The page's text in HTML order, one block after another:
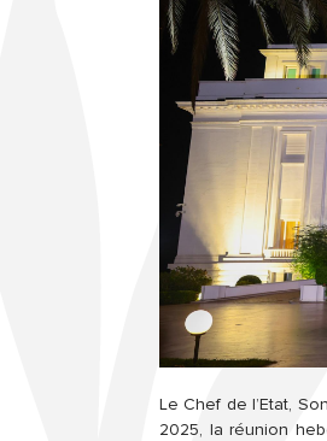
Le Chef de l’Etat,
2025, la réunion